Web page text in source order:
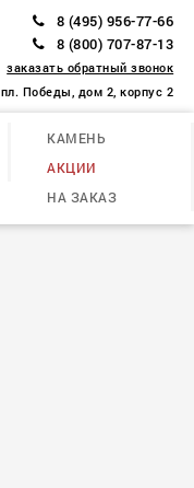
8 (495) 956-77-66
8 (800) 707-87-13
заказать обратный звонок
пл. Победы, дом 2, корпус 2
КАМЕНЬ
АКЦИИ
НА ЗАКАЗ